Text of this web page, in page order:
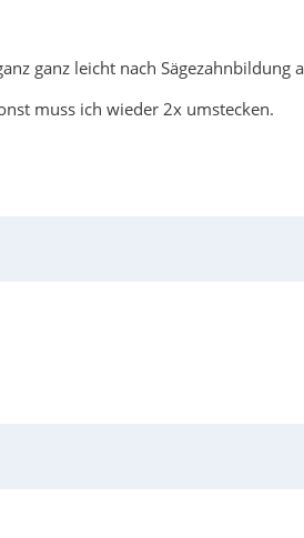
ganz leicht nach Sägezahnbildung
muss ich wieder 2x umstecken.